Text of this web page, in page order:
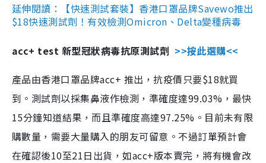
延伸閱讀：【快速測試套裝】香港口罩品牌Savewo推出
$18快速測試劑！有效檢測Omicron、Delta變種病毒
acc+ test 新型冠狀病毒抗原測試劑 >>按此選購<<
產品由香港口罩品牌acc+ 推出，抗疫價只要$18就買
到。測試劑以採集鼻液作檢測，準確度達99.03%，最快
15分鐘知道結果，而且準確度高達97.25%。目前未有限
購數量，需要大量購入的朋友可留意。不過訂單預計會
在確認後10至21日出貨，如acc+版本賣完，將有機會改